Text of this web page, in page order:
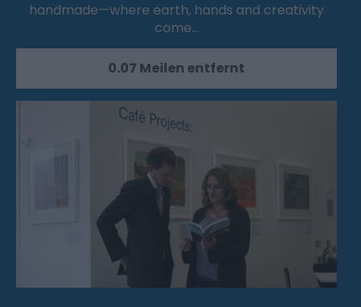
handmade—where earth, hands and creativity
come…
0.07 Meilen entfernt